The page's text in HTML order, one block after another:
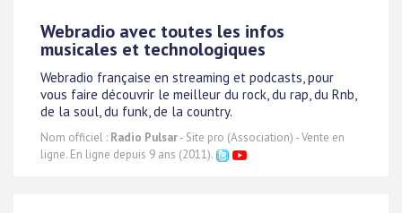
Webradio avec toutes les infos
musicales et technologiques
Webradio française en streaming et podcasts, pour
vous faire découvrir le meilleur du rock, du rap, du Rnb,
de la soul, du funk, de la country.
Nom officiel : Radio Pulsar- Site pro (Association) - Vente en
ligne. En ligne depuis 9 ans (2011).